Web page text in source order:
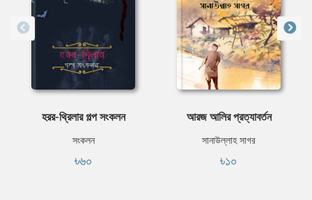
হরর-থ্রিলার গল্প সংকলন
সংকলন
৳৬০
আরজ আলির প্রত্যাবর্তন
সানাউল্লাহ সাগর
৳১০